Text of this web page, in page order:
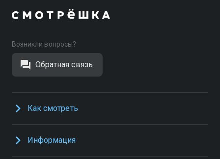
Возникли вопросы?
Обратная связь
Как смотреть
Информация